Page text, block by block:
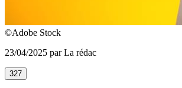
©Adobe Stock
23/04/2025 par La rédac
327